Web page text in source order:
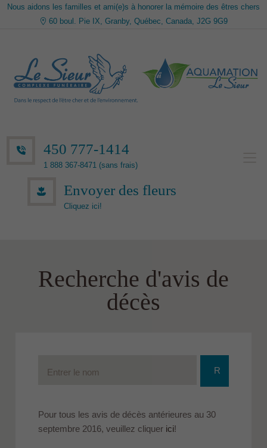
Nous aidons les familles et ami(e)s à honorer la mémoire des êtres chers
60 boul. Pie IX, Granby, Québec, Canada, J2G 9G9
450 777-1414
1 888 367-8471 (sans frais)
Envoyer des fleurs
Cliquez ici!
Recherche d'avis de
décès
R
Pour tous les avis de décès antérieures au 30
septembre 2016, veuillez cliquer ici!